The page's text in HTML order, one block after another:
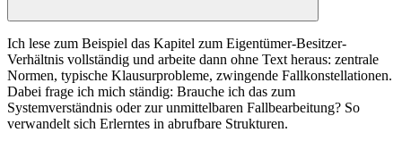
Ich lese zum Beispiel das Kapitel zum Eigentümer-Besitzer-
Verhältnis vollständig und arbeite dann ohne Text heraus: zentrale
Normen, typische Klausurprobleme, zwingende Fallkonstellationen.
Dabei frage ich mich ständig: Brauche ich das zum
Systemverständnis oder zur unmittelbaren Fallbearbeitung? So
verwandelt sich Erlerntes in abrufbare Strukturen.